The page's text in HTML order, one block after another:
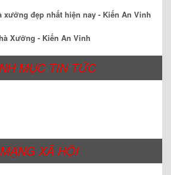
xưởng đẹp nhất hiện nay - Kiến An Vinh
Xưởng - Kiến An Vinh
MỤC TIN TỨC
MẠNG XÃ HỘI